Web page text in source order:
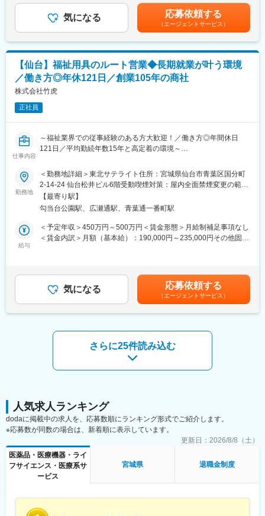
変更の範囲：本文参照
頂きます。
・メーカー営業の方と同行や勉強会等で製品について覚えていた
だくことが可能です。製品詳細についてはメーカー営業の方にも
■働き方：
・年間休日122日で月平均残業時間20h程度とライフワークバラン
スを充実できる環境です。
・19時になりますとオフィスが閉まるので1日1時間程度の残業と
なります。
・家族手当、住宅手当など社員が仕事に集中できる福利厚生面を
整えています。住宅手当に関しては持ち家社員も対象になります
■福利厚生：
・年休122日、誕生日休日制度あり
・カフェスペースあり
・健康経営優良法人2024に選出
■配属詳細：
営業所によって規模感は異なりますが、営業人員は10名～30名程
度おります。
多い中で、同社は薬以外の病院における「すべて」を提案する総
合力を強みとして、どのような形でお客様のお役に立てるのかを
意識し、安心・安全を強化して、付加価値をお届けすることを最
大の目標としています。扱う商材も幅広く、お客様の課題やニー
・医療業界は私たちの生活に無くてはならない非常に社会的意義
の高い業界で、コロナ禍においても安定した業績を残していま
す。地域に根付いた事業運営をしており、今後も安定した成長が
見込めます。
ります。■昇給：年1回■賞与：年2回（昨年実績：3カ月以上）賃
金はあくまでも目安の金額であり、選考を通じて上下する可能性
があります。月給(月額)は固定手当を含めた表記です。
気になる 応募依頼する
（エージェントサービス）
【仙台】福祉用具のルート営業◆長期就業が叶う環境
／働き方◎年休121日／創業105年の商社
株式会社竹虎
正社員
仕事内容
～福祉業界での従事経験のある方大歓迎！／働き方◎年間休日
121日／平均勤続年数15年と高定着の環境～
当社で、既存のお客様を中心に福祉用具や生活支援用品の販売を
行っていただきます
■具体的な業務内容
・代理店への営業活動
既存の代理店に対して継続的な営業活動を行います
・勉強会の実施
■移動手段と営業エリア
・社有車を使用し、直行直帰体制を取ります
社用車はリースで1台貸与され、自宅付近の駐車場は会社負担で借
週に1回程度、ミーティング等のために本社へ出社していただきま
その他の日は、基本的に直行直帰の体制で業務を遂行します
■ 販売商品
衣類・寝具用品
・介護ねまき、肌着、腰部ベルト、防水シーツなど
生活支援用品
入浴補助用品
・入浴用手すり、すべり止めマットなど
■主な取引先
→介護施設や病院に対して介護用品を供給する会社
勤務地
＜勤務地詳細＞東北サテライト住所：宮城県仙台市青葉区国分町
2-14-24 仙台松井ビル6階受動喫煙対策：屋内全面禁煙変更の範
囲：会社の定める事業所
【最寄り駅】
勾当台公園駅、広瀬通駅、青葉通一番町駅
給与
＜予定年収＞450万円～500万円＜賃金形態＞月給制補足事項なし
＜賃金内訳＞月額（基本給）：190,000円～235,000円その他固定
＞有＜残業手当＞有＜給与補足＞※年収には賞与が含まれており、
業績により変動いたします。※経験・能力を考慮して決定いたしま
す。■昇給：年1回（7月）■賞与：年2回（7月、12月）※計約4ヶ
月分賃金はあくまでも目安の金額であり、選考を通じて上下する
気になる 応募依頼する
（エージェントサービス）
さらに25件読み込む
人気求人ランキング
dodaに掲載中の求人を、応募数順にランキング形式でご紹介します。
※応募数が同数の場合は、新着順に表示しています。
更新日： 2026/8/8（土）
医薬品・医療機器・ライ
フサイエンス・医療系サ
ービス
宮城県 退職金制度